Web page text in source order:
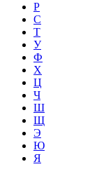
Р
С
Т
У
Ф
Х
Ц
Ч
Ш
Щ
Э
Ю
Я